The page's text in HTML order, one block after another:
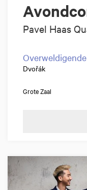
Pavel Haas
Dvořák
Grote Zaal